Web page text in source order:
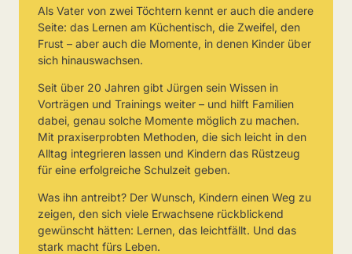
Als Vater von zwei Töchtern kennt er auch die andere
Seite: das Lernen am Küchentisch, die Zweifel, den
Frust – aber auch die Momente, in denen Kinder über
sich hinauswachsen.
Seit über 20 Jahren gibt Jürgen sein Wissen in
Vorträgen und Trainings weiter – und hilft Familien
dabei, genau solche Momente möglich zu machen.
Mit praxiserprobten Methoden, die sich leicht in den
Alltag integrieren lassen und Kindern das Rüstzeug
für eine erfolgreiche Schulzeit geben.
Was ihn antreibt? Der Wunsch, Kindern einen Weg zu
zeigen, den sich viele Erwachsene rückblickend
gewünscht hätten: Lernen, das leichtfällt. Und das
stark macht fürs Leben.